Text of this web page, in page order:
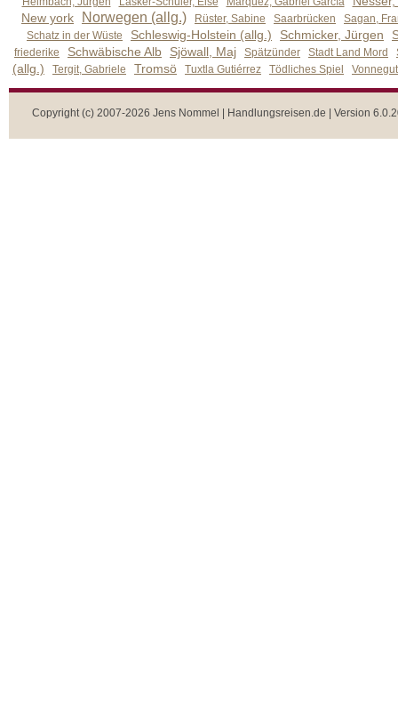
New york
Norwegen (allg.) Rüster, Sabine Saarbrücken
Sagan,
Schatz in der Wüste
Schleswig-Holstein (allg.) Schmicker, Jürgen
friederike Schwäbische Alb Sjöwall, Maj Spätzünder Stadt Land Mord
(allg.) Tergit, Gabriele Tromsö Tuxtla Gutiérrez Tödliches Spiel
Copyright (c) 2007-2026 Jens Nommel | Handlungsreisen.de | Version